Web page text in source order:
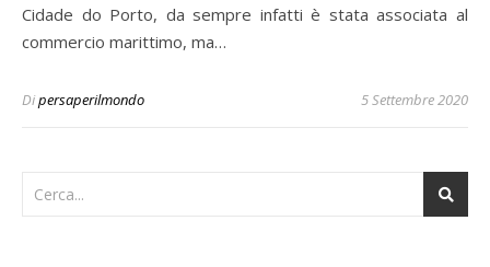
Cidade do Porto, da sempre infatti è stata associata al
commercio marittimo, ma…
Dipersaperilmondo 5 Settembre 2020